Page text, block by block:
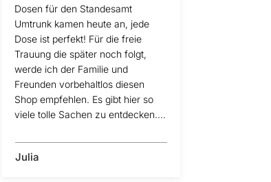
Dosen für den Standesamt
Umtrunk kamen heute an, jede
Dose ist perfekt! Für die freie
Trauung die später noch folgt,
werde ich der Familie und
Freunden vorbehaltlos diesen
Shop empfehlen. Es gibt hier so
viele tolle Sachen zu entdecken....
Julia